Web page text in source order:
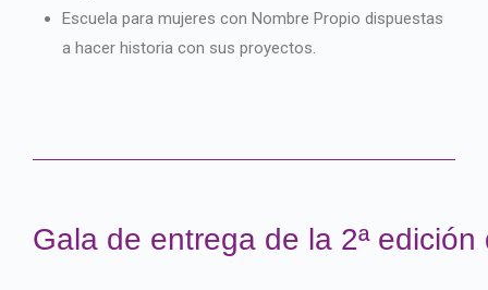
Escuela para mujeres con Nombre Propio dispuestas
a hacer historia con sus proyectos.
Gala de entrega de la 2ª